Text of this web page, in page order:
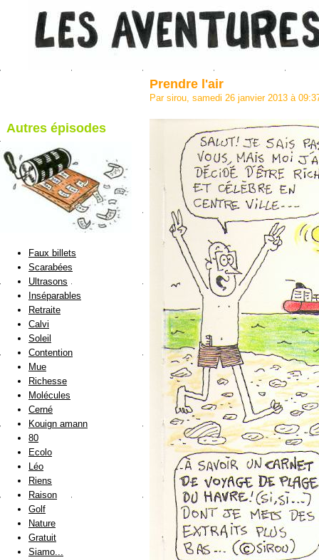
blog de Sirou
Prendre l'air
Par sirou, samedi 26 janvier 2013 à
Autres épisodes
Faux billets
Scarabées
Ultrasons
Inséparables
Retraite
Calvi
Soleil
Contention
Mue
Richesse
Molécules
Cerné
Kouign amann
80
Ecolo
Léo
Riens
Raison
Golf
Nature
Gratuit
Siamo...